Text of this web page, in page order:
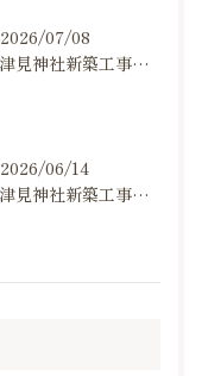
2026/07/08
綿津見神社新築工事の建て方状況のお知らせ
2026/06/14
綿津見神社新築工事の建て方状況のお知らせ